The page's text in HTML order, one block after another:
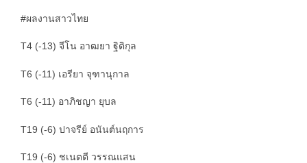
#ผลงานสาวไทย
T4 (-13) จีโน อาฒยา ฐิติกุล
T6 (-11) เอรียา จุฑานุกาล
T6 (-11) อาภิชญา ยุบล
T19 (-6) ปาจรีย์ อนันต์นฤการ
T19 (-6) ชเนตตี วรรณแสน